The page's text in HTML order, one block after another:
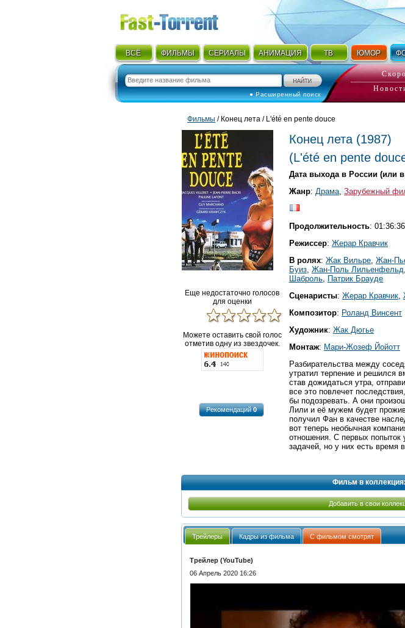
ВСЁ ФИЛЬМЫ СЕРИАЛЫ АНИМАЦИЯ ТВ ЮМОР
● Расширенный поиск
Фильмы / Конец лета / L'été en pente douce
Еще недостаточно голосов
для оценки
Можете оставить свой голос
отметив одну из звездочек.
Рекомендаций0
Конец лета (1987)
(L'été en pente
Дата выхода в России (или
Жанр: Драма Зарубежный
Продолжительность: 01:36:36
Режиссер: Жерар Кравчик
В ролях: Жак Вильре Жан-
Буиз Жан-Поль Лильенфельд
Шаброль
Патрик Брауде
Сценаристы: Жерар Кравчик
Композитор: Роланд Винсент
Художник: Жак Дюгье
Монтаж: Мари-Жозеф Йойотт
Разбирательства между
утратил терпение и решился
став дожидаться утра,
все это повлечет
бы подозревать. А они
Лили и её мужем будет
получил Фан в качестве
вот теперь необычная
отношения. С первых попыток
задачей, но у них есть время
Фильм в
Добавить в свои
Трейлеры Кадры из фильма С фильмом смотрят
Трейлер (YouTube)
06 Апрель 2020 16:26